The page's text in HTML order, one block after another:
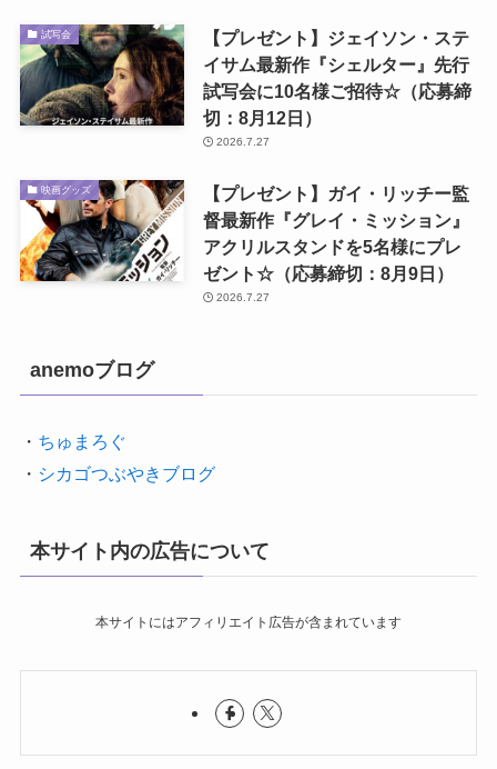
試写会
【プレゼント】ジェイソン・ステ
イサム最新作『シェルター』先行
試写会に10名様ご招待☆（応募締
切：8月12日）
2026.7.27
映画グッズ
【プレゼント】ガイ・リッチー監
督最新作『グレイ・ミッション』
アクリルスタンドを5名様にプレ
ゼント☆（応募締切：8月9日）
2026.7.27
anemoブログ
・ ちゅまろぐ
・ シカゴつぶやきブログ
本サイト内の広告について
本サイトにはアフィリエイト広告が含まれています